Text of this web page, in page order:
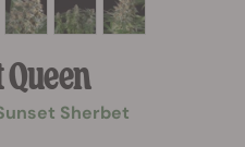
Queen
Sherbet